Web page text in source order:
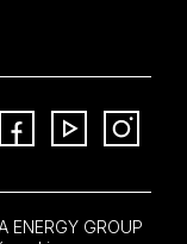
ENERGY GROUP